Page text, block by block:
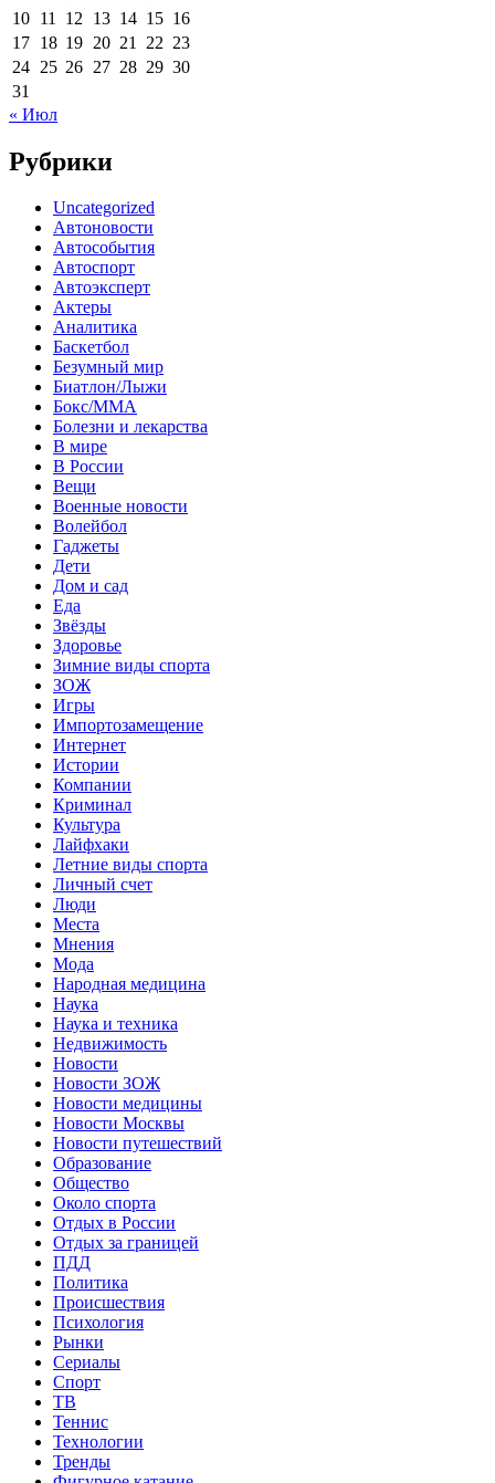
10 11 12 13 14 15 16
17 18 19 20 21 22 23
24 25 26 27 28 29 30
31
« Июл
Рубрики
Uncategorized
Автоновости
Автособытия
Автоспорт
Автоэксперт
Актеры
Аналитика
Баскетбол
Безумный мир
Биатлон/Лыжи
Бокс/MMA
Болезни и лекарства
В мире
В России
Вещи
Военные новости
Волейбол
Гаджеты
Дети
Дом и сад
Еда
Звёзды
Здоровье
Зимние виды спорта
ЗОЖ
Игры
Импортозамещение
Интернет
Истории
Компании
Криминал
Культура
Лайфхаки
Летние виды спорта
Личный счет
Люди
Места
Мнения
Мода
Народная медицина
Наука
Наука и техника
Недвижимость
Новости
Новости ЗОЖ
Новости медицины
Новости Москвы
Новости путешествий
Образование
Общество
Около спорта
Отдых в России
Отдых за границей
ПДД
Политика
Происшествия
Психология
Рынки
Сериалы
Спорт
ТВ
Теннис
Технологии
Тренды